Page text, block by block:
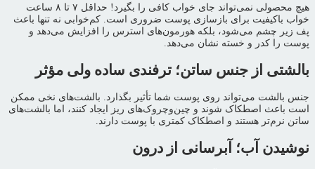
هیچ محصولی نمی‌تواند جای خواب کافی را بگیرد! حداقل ۷ تا ۸ ساعت
خواب باکیفیت برای بازسازی پوست ضروری است. کم‌خوابی نه تنها باعث
پف زیر چشم می‌شود، بلکه هورمون‌های استرس را افزایش می‌دهد و
پوست را کدر و خسته نشان می‌دهد.
بالشتی از جنس ساتن؛ ترفندی ساده ولی مؤثر
جنس بالشت می‌تواند روی پوست شما تأثیر بگذارد. بالشت‌های نخی ممکن
است باعث اصطکاک شوند و چین‌وچروک‌های ریز ایجاد کنند، اما بالشت‌های
ساتن نرم‌تر هستند و اصطکاک کمتری با پوست دارند.
نوشیدن آب؛ آبرسانی از درون